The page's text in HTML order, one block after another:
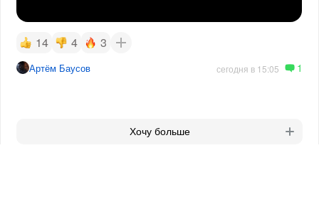
14 4 3
Артём Баусов сегодня в 15:05 1
Хочу больше